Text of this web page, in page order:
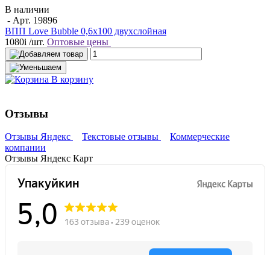
В наличии
- Арт. 19896
ВПП Love Bubble 0,6х100 двухслойная
1080i /шт. Оптовые цены
В корзину
Отзывы
Отзывы Яндекс Текстовые отзывы
Коммерческие
компании
Отзывы Яндекс Карт